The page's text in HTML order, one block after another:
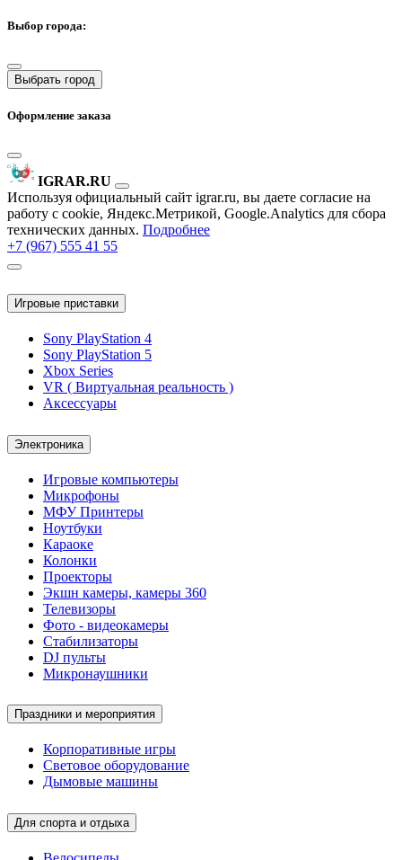
Выбор города:
Выбрать город
Оформление заказа
IGRAR.RU
Используя официальный сайт igrar.ru, вы даете согласие на
работу с cookie, Яндекс.Метрикой, Google.Analytics для сбора
технических данных. Подробнее
+7 (967) 555 41 55
Игровые приставки
Sony PlayStation 4
Sony PlayStation 5
Xbox Series
VR ( Виртуальная реальность )
Аксессуары
Электроника
Игровые компьютеры
Микрофоны
МФУ Принтеры
Ноутбуки
Караоке
Колонки
Проекторы
Экшн камеры, камеры 360
Телевизоры
Фото - видеокамеры
Стабилизаторы
DJ пульты
Микронаушники
Праздники и мероприятия
Корпоративные игры
Световое оборудование
Дымовые машины
Для спорта и отдыха